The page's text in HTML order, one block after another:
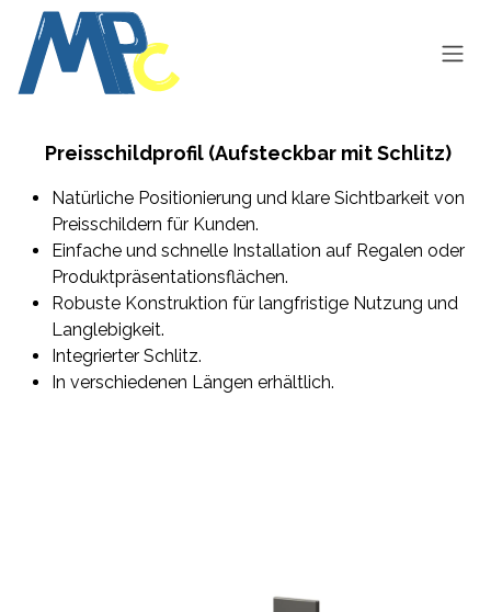
Zum Inhalt springen
Preisschildprofil (Aufsteckbar mit Schlitz)
Natürliche Positionierung und klare Sichtbarkeit von
Preisschildern für Kunden.
Einfache und schnelle Installation auf Regalen oder
Produktpräsentationsflächen.
Robuste Konstruktion für langfristige Nutzung und
Langlebigkeit.
Integrierter Schlitz.
In verschiedenen Längen erhältlich.